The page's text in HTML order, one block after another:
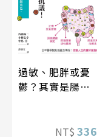
過敏、肥胖或憂
鬱？其實是腸道
NT$ 336